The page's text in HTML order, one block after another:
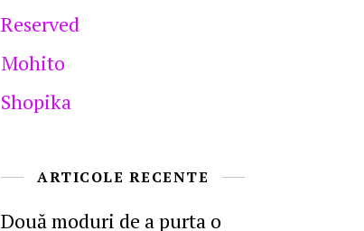
Reserved
Mohito
Shopika
ARTICOLE RECENTE
Două moduri de a purta o